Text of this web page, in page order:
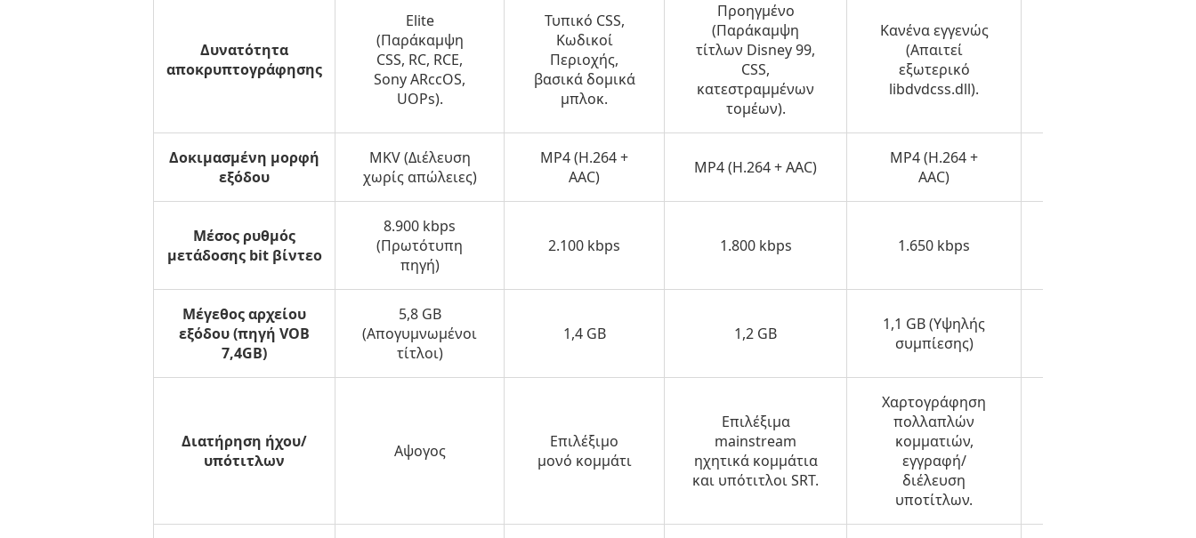
Δυνατότητα
αποκρυπτογράφησης
Elite
(Παράκαμψη
CSS, RC, RCE,
Sony ARccOS,
UOPs).
Τυπικό CSS,
Κωδικοί
Περιοχής,
βασικά δομικά
μπλοκ.
Προηγμένο
(Παράκαμψη
τίτλων Disney 99,
CSS,
κατεστραμμένων
τομέων).
Κανένα εγγενώς
(Απαιτεί
εξωτερικό
libdvdcss.dll).
Δοκιμασμένη μορφή
εξόδου
MKV (Διέλευση
χωρίς απώλειες)
MP4 (H.264 +
AAC)
MP4 (H.264 + AAC)
MP4 (H.264 +
AAC)
Μέσος ρυθμός
μετάδοσης bit βίντεο
8.900 kbps
(Πρωτότυπη
πηγή)
2.100 kbps 1.800 kbps 1.650 kbps
Μέγεθος αρχείου
εξόδου (πηγή VOB
7,4GB)
5,8 GB
(Απογυμνωμένοι
τίτλοι)
1,4 GB 1,2 GB
1,1 GB (Υψηλής
συμπίεσης)
Διατήρηση ήχου/
υπότιτλων
Αψογος
Επιλέξιμο
μονό κομμάτι
Επιλέξιμα
mainstream
ηχητικά κομμάτια
και υπότιτλοι SRT.
Χαρτογράφηση
πολλαπλών
κομματιών,
εγγραφή/
διέλευση
υποτίτλων.